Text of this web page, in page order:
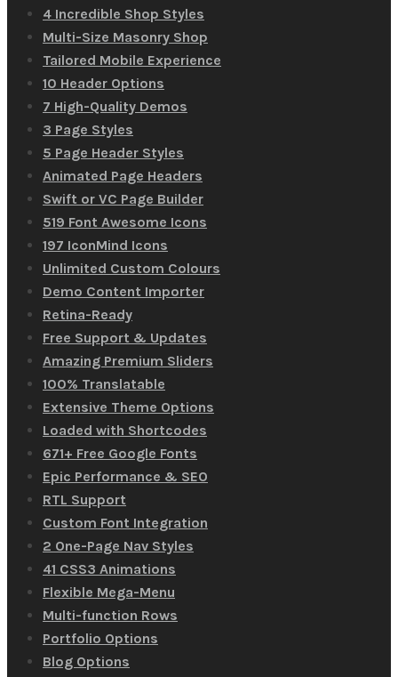
4 Incredible Shop Styles
Multi-Size Masonry Shop
Tailored Mobile Experience
10 Header Options
7 High-Quality Demos
3 Page Styles
5 Page Header Styles
Animated Page Headers
Swift or VC Page Builder
519 Font Awesome Icons
197 IconMind Icons
Unlimited Custom Colours
Demo Content Importer
Retina-Ready
Free Support & Updates
Amazing Premium Sliders
100% Translatable
Extensive Theme Options
Loaded with Shortcodes
671+ Free Google Fonts
Epic Performance & SEO
RTL Support
Custom Font Integration
2 One-Page Nav Styles
41 CSS3 Animations
Flexible Mega-Menu
Multi-function Rows
Portfolio Options
Blog Options